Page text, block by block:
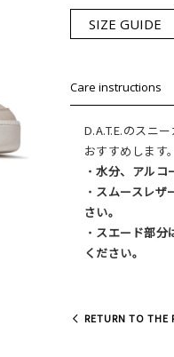
SIZE GUIDE
Care instructions
D.A.T.E.のスニ
おすすめします。
・ 水分、アルコ
・ スムースレザ
さい。
・ スエード部分
ください。
RETURN TO THE